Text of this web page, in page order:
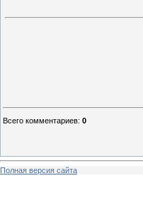
Всего комментариев: 0
Полная версия сайта